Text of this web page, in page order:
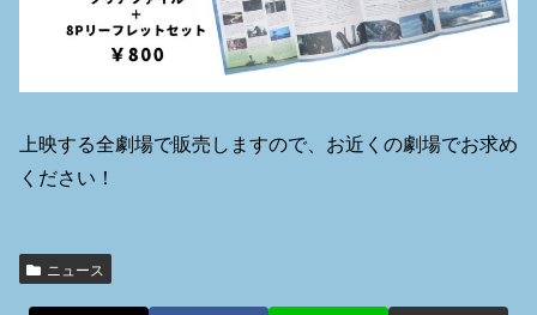
上映する全劇場で販売しますので、お近くの劇場でお求め
ください！
ニュース